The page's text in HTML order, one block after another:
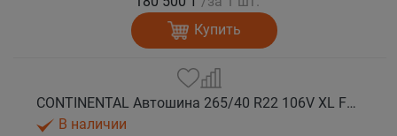
Купить
CONTINENTAL Автошина 265/40 R22 106V XL FR WinterContact TS 850 P SUV зима
В наличии